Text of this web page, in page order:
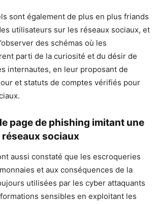
sont également de plus en plus friands
utilisateurs sur les réseaux sociaux, et
des schémas où les
parti de la curiosité et du désir de
internautes, en leur proposant de
et statuts de comptes vérifiés pour
page de phishing imitant une
sociaux
aussi constaté que les escroqueries
et aux conséquences de la
utilisées par les cyber attaquants
sensibles en exploitant les